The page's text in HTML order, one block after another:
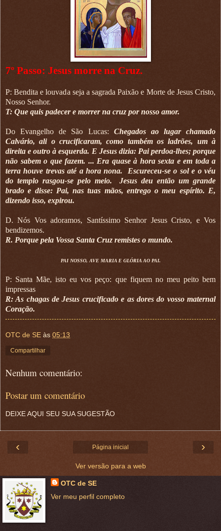
7º Passo: Jesus morre na Cruz.
P: Bendita e louvada seja a sagrada Paixão e Morte de Jesus Cristo,
Nosso Senhor.
T: Que quis padecer e morrer na cruz por nosso amor.
Do Evangelho de São Lucas: Chegados ao lugar chamado
Calvário, ali o crucificaram, como também os ladrões, um à
direita e outro à esquerda. E Jesus dizia: Pai perdoa-lhes; porque
não sabem o que fazem. ... Era quase à hora sexta e em toda a
terra houve trevas até a hora nona.
Escureceu-se o sol e o véu
do templo rasgou-se pelo meio.
Jesus deu então um grande
brado e disse: Pai, nas tuas mãos, entrego o meu espírito. E,
dizendo isso, expirou.
D. Nós Vos adoramos, Santíssimo Senhor Jesus Cristo, e Vos
bendizemos.
R. Porque pela Vossa Santa Cruz remistes o mundo.
PAI NOSSO, AVE MARIA E GLÓRIA AO PAI.
P: Santa Mãe, isto eu vos peço: que fiquem no meu peito bem
impressas
R: As chagas de Jesus crucificado e as dores do vosso maternal
Coração.
OTC de SE às 05:13
Compartilhar
Nenhum comentário:
Postar um comentário
DEIXE AQUI SEU SUA SUGESTÃO
‹ ›
Página inicial
Ver versão para a web
OTC de SE
Ver meu perfil completo